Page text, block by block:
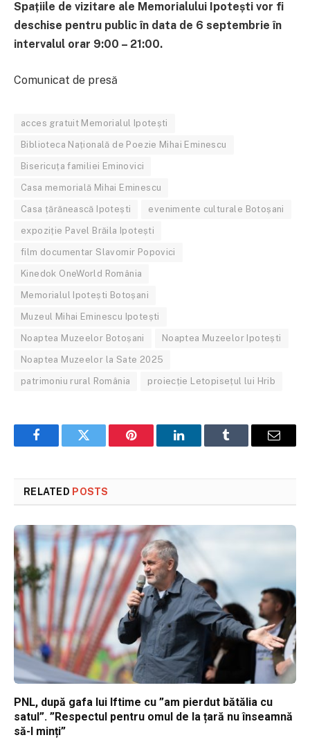
Spațiile de vizitare ale Memorialului Ipotești vor fi
deschise pentru public în data de 6 septembrie în
intervalul orar 9:00 – 21:00.
Comunicat de presă
acces gratuit Memorialul Ipotești
Biblioteca Națională de Poezie Mihai Eminescu
Bisericuța familiei Eminovici
Casa memorială Mihai Eminescu
Casa țărănească Ipotești evenimente culturale Botoșani
expoziție Pavel Brăila Ipotești
film documentar Slavomir Popovici
Kinedok OneWorld România
Memorialul Ipotești Botoșani
Muzeul Mihai Eminescu Ipotești
Noaptea Muzeelor Botoșani Noaptea Muzeelor Ipotești
Noaptea Muzeelor la Sate 2025
patrimoniu rural România proiecție Letopisețul lui Hrib
FacebookTwitter Pinterest LinkedInTumblr Email
RELATED POSTS
PNL, după gafa lui Iftime cu ”am pierdut bătălia cu
satul”. ”Respectul pentru omul de la țară nu înseamnă
să-l minți”